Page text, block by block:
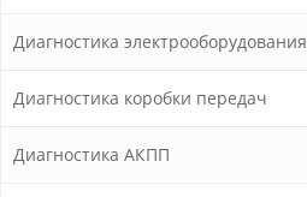
Диагностика электрооборудования
Диагностика коробки передач
Диагностика АКПП